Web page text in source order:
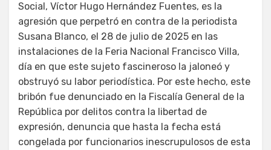
Social, Víctor Hugo Hernández Fuentes, es la
agresión que perpetró en contra de la periodista
Susana Blanco, el 28 de julio de 2025 en las
instalaciones de la Feria Nacional Francisco Villa,
día en que este sujeto fascineroso la jaloneó y
obstruyó su labor periodística. Por este hecho, este
bribón fue denunciado en la Fiscalía General de la
República por delitos contra la libertad de
expresión, denuncia que hasta la fecha está
congelada por funcionarios inescrupulosos de esta